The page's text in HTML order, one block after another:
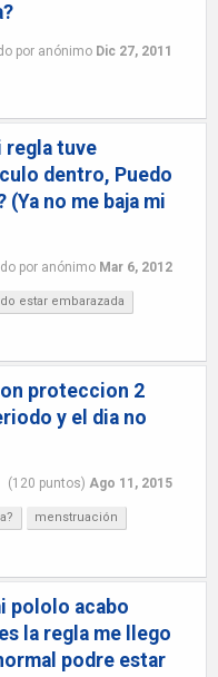
por anónimo Dic 27, 2011
regla tuve
dentro, Puedo
(Ya no me baja mi
por anónimo Mar 6, 2012
estar embarazada
proteccion 2
y el dia no
(120 puntos) Ago 11, 2015
menstruación
pololo acabo
la regla me llego
podre estar